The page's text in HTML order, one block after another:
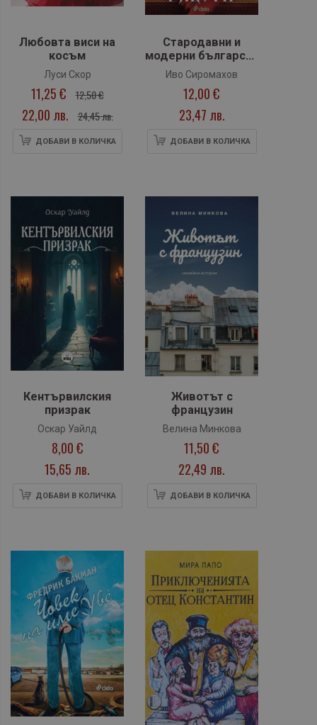
Любовта виси на
косъм
Луси Скор
11,25 € 12,50 €
22,00 лв. 24,45 лв.
ДОБАВИ В КОЛИЧКА
Стародавни и
модерни български
работи
Иво Сиромахов
12,00 €
23,47 лв.
ДОБАВИ В КОЛИЧКА
Кентървилския
призрак
Оскар Уайлд
8,00 €
15,65 лв.
ДОБАВИ В КОЛИЧКА
Животът с
французин
Велина Минкова
11,50 €
22,49 лв.
ДОБАВИ В КОЛИЧКА